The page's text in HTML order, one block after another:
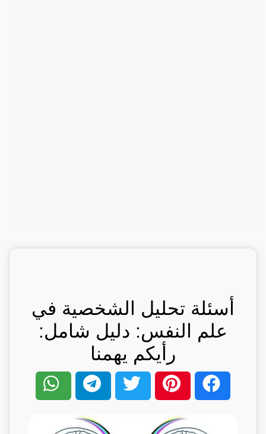
أسئلة تحليل الشخصية في
علم النفس: دليل شامل:
رأيكم يهمنا